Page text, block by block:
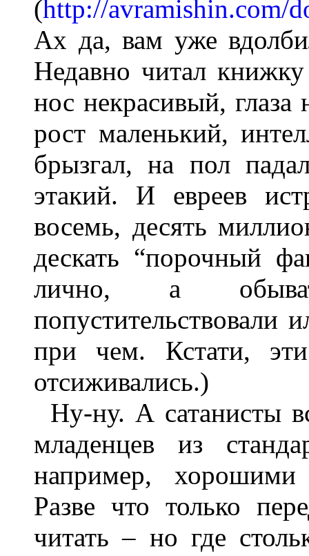
(http://avramishin.com/
Ах да, вам уже
Недавно читал
нос некрасивый,
рост маленький,
брызгал, на пол
этакий. И евреев
восемь, десять
дескать “порочный
лично, а
попустительствовали
при чем. Кстати,
отсиживались.)
Ну-ну. А сатанисты
младенцев из
например, хорошими
Разве что только
читать – но где